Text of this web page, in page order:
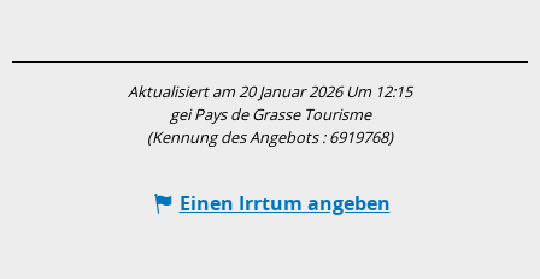
Aktualisiert am 20 Januar 2026 Um 12:15
gei Pays de Grasse Tourisme
(Kennung des Angebots :6919768)
Einen Irrtum angeben